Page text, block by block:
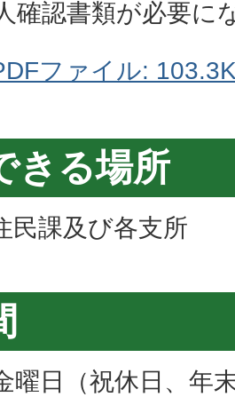
確認書類が必要に
ファイル:
きる場所
民課及び各支所
曜日（祝休日、年